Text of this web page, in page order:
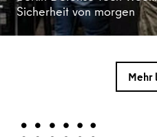
Sicherheit von morgen
Mehr